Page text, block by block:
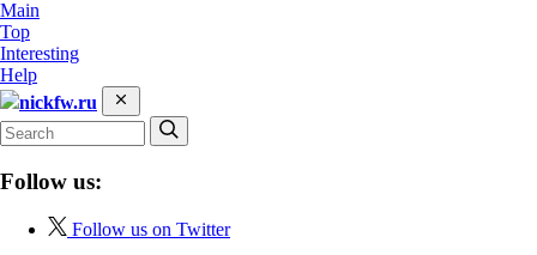
Main
Top
Interesting
Help
nickfw.ru
Follow us:
Follow us on Twitter